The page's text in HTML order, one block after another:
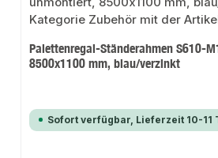
Palettenregal-Ständerahmen S610-
8500x1100 mm, blau/verzinkt
Sofort verfügbar, Lieferzeit 10-11